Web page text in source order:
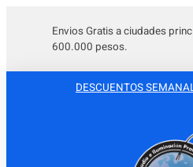
Envios Gratis a ciudades
600.000 pesos.
DESCUENTOS